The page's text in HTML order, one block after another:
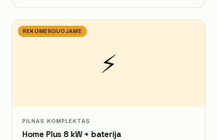
⚡
REKOMENDUOJAME
PILNAS KOMPLEKTAS
Home Plus 8 kW + baterija